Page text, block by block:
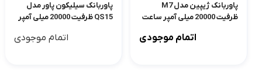
پاوربانک ژيپين مدل M7
ظرفیت 20000 میلی آمپر ساعت
اتمام موجودی
پاوربانک سیلیکون پاور مدل
QS15 ظرفیت 20000 میلی آمپر
اتمام موجودی